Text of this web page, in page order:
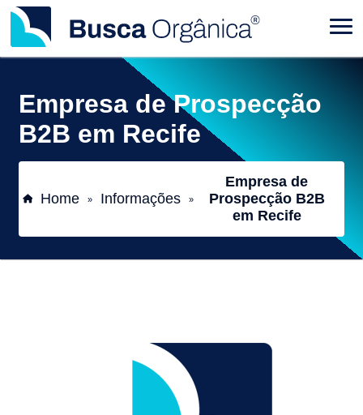
Empresa de Prospecção
B2B em Recife
Home » Informações »
Empresa de
Prospecção B2B
em Recife